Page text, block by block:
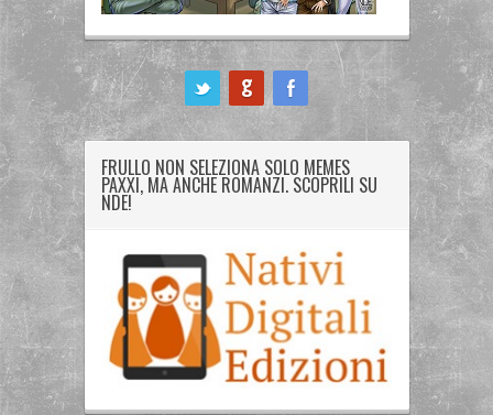
FRULLO NON SELEZIONA SOLO MEMES
PAXXI, MA ANCHE ROMANZI. SCOPRILI SU
NDE!